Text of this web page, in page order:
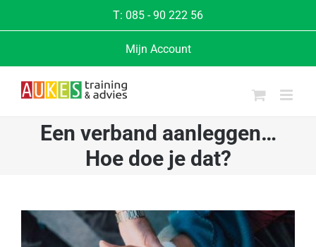
naar
T: 085 - 90 222 56
Mijn Account
Een verband aanleggen…
Hoe doe je dat?
Bekijk
grotere